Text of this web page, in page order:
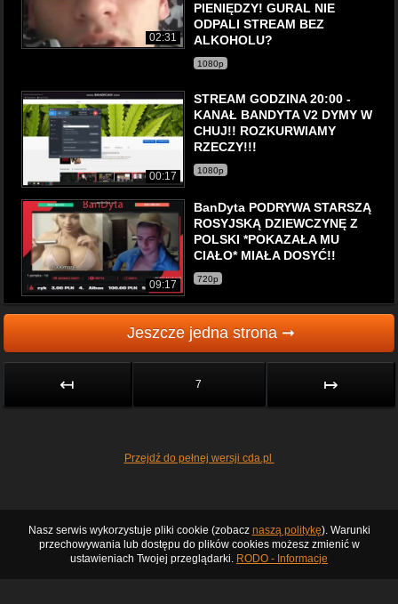
02:31
PIENIĘDZY! GURAL NIE
ODPALI STREAM BEZ
ALKOHOLU?
1080p
00:17
STREAM GODZINA 20:00 -
KANAŁ BANDYTA V2 DYMY W
CHUJ!! ROZKURWIAMY
RZECZY!!!
1080p
09:17
BanDyta PODRYWA STARSZĄ
ROSYJSKĄ DZIEWCZYNĘ Z
POLSKI *POKAZAŁA MU
CIAŁO* MIAŁA DOSYĆ!!
720p
Jeszcze jedna strona ➞
↤ 7 ↦
Przejdź do pełnej wersji cda.pl
Nasz serwis wykorzystuje pliki cookie (zobacz naszą politykę). Warunki
przechowywania lub dostępu do plików cookies możesz zmienić w
ustawieniach Twojej przeglądarki. RODO - Informacje